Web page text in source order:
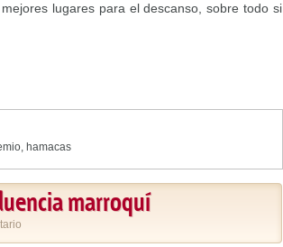
lugares para el descanso, sobre todo si
, hamacas
marroquí